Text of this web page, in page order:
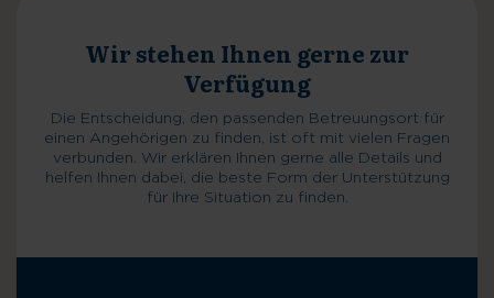
Die Entscheidung, den passenden Betreuungsort für
einen Angehörigen zu finden, ist oft mit vielen Fragen
verbunden. Wir erklären Ihnen gerne alle Details und
helfen Ihnen dabei, die beste Form der Unterstützung
für Ihre Situation zu finden.